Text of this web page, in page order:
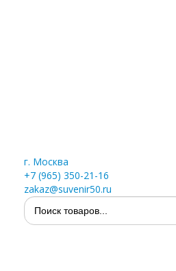
г. Москва
+7 (965) 350-21-16
zakaz@suvenir50.ru